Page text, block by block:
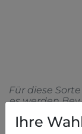
Für diese
es werden
Ihre